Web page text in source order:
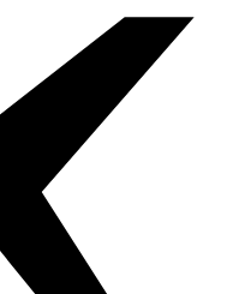
del
usuarios y realizar
sobre la
del sitio web.